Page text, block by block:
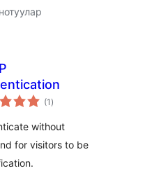
(1 total
ratings
)
without
for visitors to be